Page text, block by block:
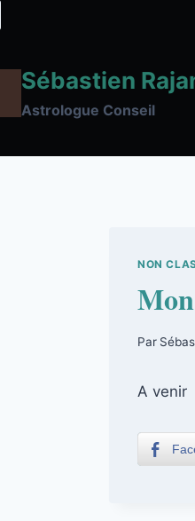
Sébastien
Astrologue Conseil
NON
Par
A venir